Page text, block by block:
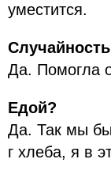
уместится.
Да. Помогла
Едой?
Да. Так мы бы
г хлеба, я в